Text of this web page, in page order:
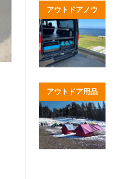
アウトドアノウ
ハウ
アウトドア用品